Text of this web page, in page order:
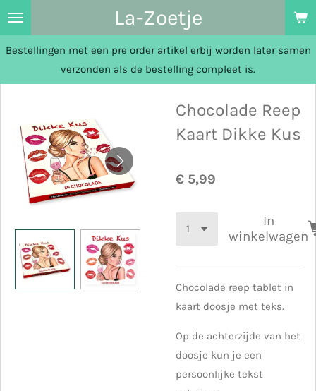
Ga
direct
naar
La-Zoetje
Bestellingen met een pre order artikel erbij worden later samen
verzonden als de bestelling compleet is.
Chocolade Reep
Kaart Dikke Kus
€ 5,99
In
winkelwagen
Chocolade reep tablet in
kaart doosje met teks.
Op de achterzijde van het
doosje kun je een
persoonlijke tekst